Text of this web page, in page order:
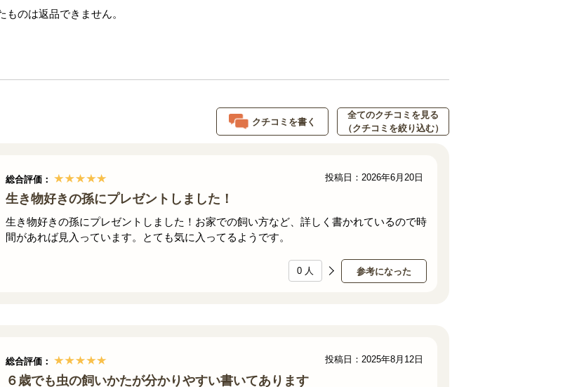
のは返品できません。
クチコミを書く
全てのクチコミを見る
（クチコミを絞り込む）
総合評価：
生き物好きの孫にプレゼントしました！
生き物好きの孫にプレゼントしました！お家での飼い方など、詳しく書かれているので時
間があれば見入っています。とても気に入ってるようです。
参考になった
0 人
投稿日：2026年6月20日
総合評価：
６歳でも虫の飼いかたが分かりやすい書いてあります
投稿日：2025年8月12日